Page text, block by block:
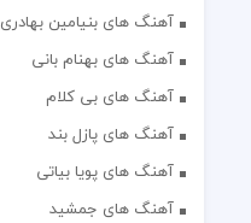
آهنگ های بنیامین بهادری
آهنگ های بهنام بانی
آهنگ های بی کلام
آهنگ های پازل بند
آهنگ های پویا بیاتی
آهنگ های جمشید